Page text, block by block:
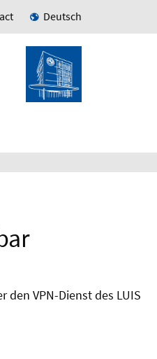
Deutsch
den VPN-Dienst des LUIS